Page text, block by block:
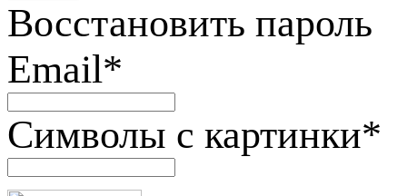
Восстановить пароль
Email*
Символы с картинки*